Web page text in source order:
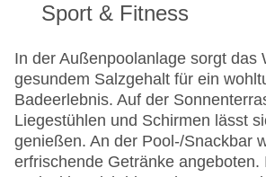
Sport & Fitness
In der Außenpoolanlage sorgt das
gesundem Salzgehalt für ein
Badeerlebnis. Auf der
Liegestühlen und Schirmen lässt
genießen. An der Pool-/Snackbar
erfrischende Getränke angeboten.